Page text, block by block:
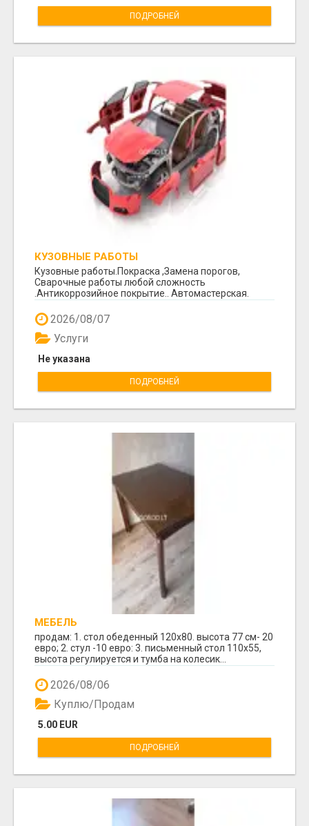
ПОДРОБНЕЙ
КУЗОВНЫЕ РАБОТЫ
Кузовные работы.Покраска ,Замена порогов,
Сварочные работы любой сложность
.Антикоррозийное покрытие.. Автомастерская.
Космоса 7. +370 64260...
2026/08/07
Не указана
Услуги
ПОДРОБНЕЙ
МЕБЕЛЬ
продам: 1. стол обеденный 120х80. высота 77 см- 20
евро; 2. стул -10 евро: 3. письменный стол 110х55,
высота регулируется и тумба на колесик...
2026/08/06
5.00 EUR
Куплю/Продам
ПОДРОБНЕЙ